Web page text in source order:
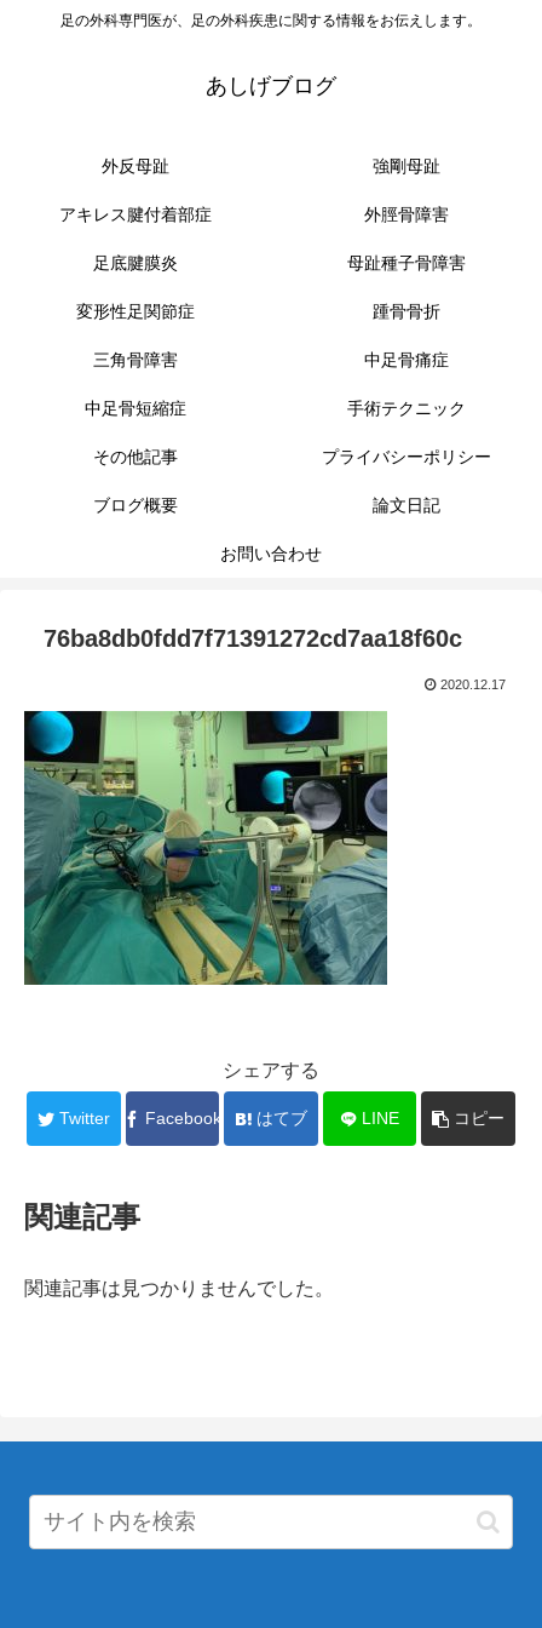
足の外科専門医が、足の外科疾患に関する情報をお伝えします。
あしげブログ
外反母趾 強剛母趾
アキレス腱付着部症 外脛骨障害
足底腱膜炎 母趾種子骨障害
変形性足関節症 踵骨骨折
三角骨障害 中足骨痛症
中足骨短縮症 手術テクニック
その他記事 プライバシーポリシー
ブログ概要 論文日記
お問い合わせ
76ba8db0fdd7f71391272cd7aa18f60c
2020.12.17
シェアする
Twitter Facebook はてブ LINE コピー
関連記事
関連記事は見つかりませんでした。